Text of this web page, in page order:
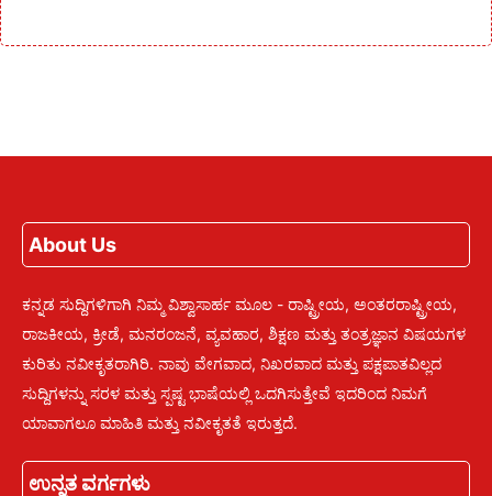
About Us
ಕನ್ನಡ ಸುದ್ದಿಗಳಿಗಾಗಿ ನಿಮ್ಮ ವಿಶ್ವಾಸಾರ್ಹ ಮೂಲ - ರಾಷ್ಟ್ರೀಯ, ಅಂತರರಾಷ್ಟ್ರೀಯ,
ರಾಜಕೀಯ, ಕ್ರೀಡೆ, ಮನರಂಜನೆ, ವ್ಯವಹಾರ, ಶಿಕ್ಷಣ ಮತ್ತು ತಂತ್ರಜ್ಞಾನ ವಿಷಯಗಳ
ಕುರಿತು ನವೀಕೃತರಾಗಿರಿ. ನಾವು ವೇಗವಾದ, ನಿಖರವಾದ ಮತ್ತು ಪಕ್ಷಪಾತವಿಲ್ಲದ
ಸುದ್ದಿಗಳನ್ನು ಸರಳ ಮತ್ತು ಸ್ಪಷ್ಟ ಭಾಷೆಯಲ್ಲಿ ಒದಗಿಸುತ್ತೇವೆ ಇದರಿಂದ ನಿಮಗೆ
ಯಾವಾಗಲೂ ಮಾಹಿತಿ ಮತ್ತು ನವೀಕೃತತೆ ಇರುತ್ತದೆ.
ಉನ್ನತ ವರ್ಗಗಳು